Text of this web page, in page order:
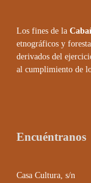
Los fines de la
etnográficos y
derivados del
al cumplimiento de
Encuéntranos
Casa Cultura, s/n